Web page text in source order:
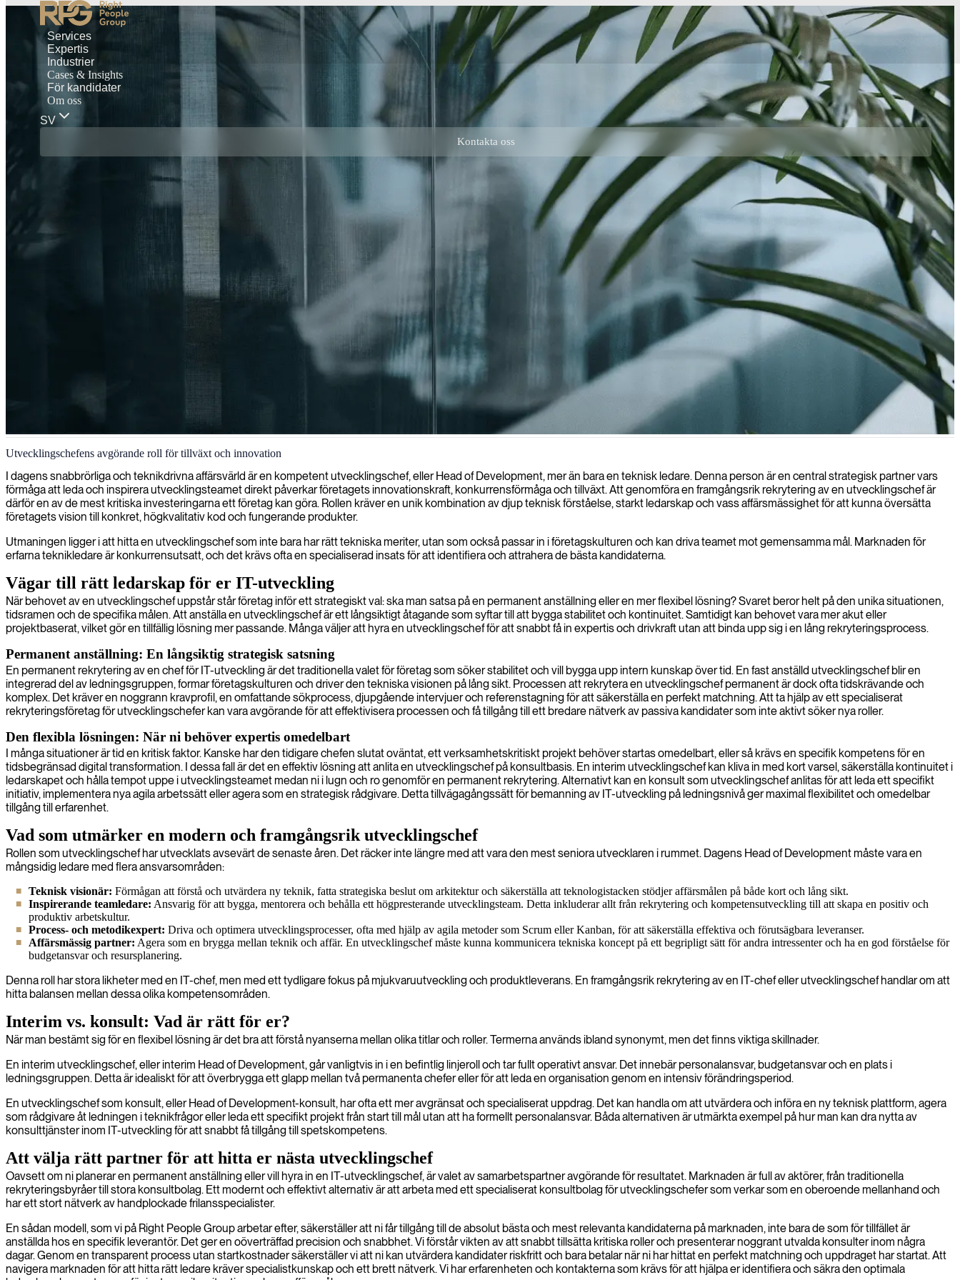
Services
Expertis
Industrier
Cases & Insights
För kandidater
Om oss
SV
Kontakta oss
IT-utvecklingsledning
Vi tillhandahåller expertledare inom IT-utveckling som kan gå in och leda dina utvecklingsteam, förbättra projektresultat och driva teknisk excellens genom hela din organisation.
Utvecklingschefens avgörande roll för tillväxt och innovation
I dagens snabbrörliga och teknikdrivna affärsvärld är en kompetent utvecklingschef, eller Head of Development, mer än bara en teknisk ledare. Denna person är en central strategisk partner vars
förmåga att leda och inspirera utvecklingsteamet direkt påverkar företagets innovationskraft, konkurrensförmåga och tillväxt. Att genomföra en framgångsrik rekrytering av en utvecklingschef är
därför en av de mest kritiska investeringarna ett företag kan göra. Rollen kräver en unik kombination av djup teknisk förståelse, starkt ledarskap och vass affärsmässighet för att kunna översätta
företagets vision till konkret, högkvalitativ kod och fungerande produkter.
Utmaningen ligger i att hitta en utvecklingschef som inte bara har rätt tekniska meriter, utan som också passar in i företagskulturen och kan driva teamet mot gemensamma mål. Marknaden för
erfarna teknikledare är konkurrensutsatt, och det krävs ofta en specialiserad insats för att identifiera och attrahera de bästa kandidaterna.
Vägar till rätt ledarskap för er IT-utveckling
När behovet av en utvecklingschef uppstår står företag inför ett strategiskt val: ska man satsa på en permanent anställning eller en mer flexibel lösning? Svaret beror helt på den unika situationen,
tidsramen och de specifika målen. Att anställa en utvecklingschef är ett långsiktigt åtagande som syftar till att bygga stabilitet och kontinuitet. Samtidigt kan behovet vara mer akut eller
projektbaserat, vilket gör en tillfällig lösning mer passande. Många väljer att hyra en utvecklingschef för att snabbt få in expertis och drivkraft utan att binda upp sig i en lång rekryteringsprocess.
Permanent anställning: En långsiktig strategisk satsning
En permanent rekrytering av en chef för IT-utveckling är det traditionella valet för företag som söker stabilitet och vill bygga upp intern kunskap över tid. En fast anställd utvecklingschef blir en
integrerad del av ledningsgruppen, formar företagskulturen och driver den tekniska visionen på lång sikt. Processen att rekrytera en utvecklingschef permanent är dock ofta tidskrävande och
komplex. Det kräver en noggrann kravprofil, en omfattande sökprocess, djupgående intervjuer och referenstagning för att säkerställa en perfekt matchning. Att ta hjälp av ett specialiserat
rekryteringsföretag för utvecklingschefer kan vara avgörande för att effektivisera processen och få tillgång till ett bredare nätverk av passiva kandidater som inte aktivt söker nya roller.
Den flexibla lösningen: När ni behöver expertis omedelbart
I många situationer är tid en kritisk faktor. Kanske har den tidigare chefen slutat oväntat, ett verksamhetskritiskt projekt behöver startas omedelbart, eller så krävs en specifik kompetens för en
tidsbegränsad digital transformation. I dessa fall är det en effektiv lösning att anlita en utvecklingschef på konsultbasis. En interim utvecklingschef kan kliva in med kort varsel, säkerställa kontinuitet i
ledarskapet och hålla tempot uppe i utvecklingsteamet medan ni i lugn och ro genomför en permanent rekrytering. Alternativt kan en konsult som utvecklingschef anlitas för att leda ett specifikt
initiativ, implementera nya agila arbetssätt eller agera som en strategisk rådgivare. Detta tillvägagångssätt för bemanning av IT-utveckling på ledningsnivå ger maximal flexibilitet och omedelbar
tillgång till erfarenhet.
Vad som utmärker en modern och framgångsrik utvecklingschef
Rollen som utvecklingschef har utvecklats avsevärt de senaste åren. Det räcker inte längre med att vara den mest seniora utvecklaren i rummet. Dagens Head of Development måste vara en
mångsidig ledare med flera ansvarsområden:
Teknisk visionär: Förmågan att förstå och utvärdera ny teknik, fatta strategiska beslut om arkitektur och säkerställa att teknologistacken stödjer affärsmålen på både kort och lång sikt.
Inspirerande teamledare: Ansvarig för att bygga, mentorera och behålla ett högpresterande utvecklingsteam. Detta inkluderar allt från rekrytering och kompetensutveckling till att skapa en positiv och
produktiv arbetskultur.
Process- och metodikexpert: Driva och optimera utvecklingsprocesser, ofta med hjälp av agila metoder som Scrum eller Kanban, för att säkerställa effektiva och förutsägbara leveranser.
Affärsmässig partner: Agera som en brygga mellan teknik och affär. En utvecklingschef måste kunna kommunicera tekniska koncept på ett begripligt sätt för andra intressenter och ha en god förståelse för
budgetansvar och resursplanering.
Denna roll har stora likheter med en IT-chef, men med ett tydligare fokus på mjukvaruutveckling och produktleverans. En framgångsrik rekrytering av en IT-chef eller utvecklingschef handlar om att
hitta balansen mellan dessa olika kompetensområden.
Interim vs. konsult: Vad är rätt för er?
När man bestämt sig för en flexibel lösning är det bra att förstå nyanserna mellan olika titlar och roller. Termerna används ibland synonymt, men det finns viktiga skillnader.
En interim utvecklingschef, eller interim Head of Development, går vanligtvis in i en befintlig linjeroll och tar fullt operativt ansvar. Det innebär personalansvar, budgetansvar och en plats i
ledningsgruppen. Detta är idealiskt för att överbrygga ett glapp mellan två permanenta chefer eller för att leda en organisation genom en intensiv förändringsperiod.
En utvecklingschef som konsult, eller Head of Development-konsult, har ofta ett mer avgränsat och specialiserat uppdrag. Det kan handla om att utvärdera och införa en ny teknisk plattform, agera
som rådgivare åt ledningen i teknikfrågor eller leda ett specifikt projekt från start till mål utan att ha formellt personalansvar. Båda alternativen är utmärkta exempel på hur man kan dra nytta av
konsulttjänster inom IT-utveckling för att snabbt få tillgång till spetskompetens.
Att välja rätt partner för att hitta er nästa utvecklingschef
Oavsett om ni planerar en permanent anställning eller vill hyra in en IT-utvecklingschef, är valet av samarbetspartner avgörande för resultatet. Marknaden är full av aktörer, från traditionella
rekryteringsbyråer till stora konsultbolag. Ett modernt och effektivt alternativ är att arbeta med ett specialiserat konsultbolag för utvecklingschefer som verkar som en oberoende mellanhand och
har ett stort nätverk av handplockade frilansspecialister.
En sådan modell, som vi på Right People Group arbetar efter, säkerställer att ni får tillgång till de absolut bästa och mest relevanta kandidaterna på marknaden, inte bara de som för tillfället är
anställda hos en specifik leverantör. Det ger en oöverträffad precision och snabbhet. Vi förstår vikten av att snabbt tillsätta kritiska roller och presenterar noggrant utvalda konsulter inom några
dagar. Genom en transparent process utan startkostnader säkerställer vi att ni kan utvärdera kandidater riskfritt och bara betalar när ni har hittat en perfekt matchning och uppdraget har startat. Att
navigera marknaden för att hitta rätt ledare kräver specialistkunskap och ett brett nätverk. Vi har erfarenheten och kontakterna som krävs för att hjälpa er identifiera och säkra den optimala